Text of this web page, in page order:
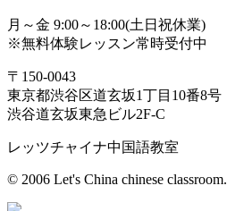
月～金 9:00～18:00(土日祝休業)
※無料体験レッスン常時受付中
〒150-0043
東京都渋谷区道玄坂1丁目10番8号
渋谷道玄坂東急ビル2F-C
レッツチャイナ中国語教室
© 2006 Let's China chinese classroom.